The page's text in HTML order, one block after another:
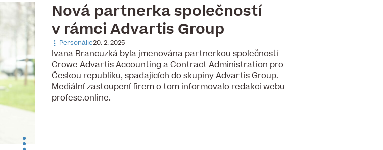
Nová partnerka společností
v rámci Advartis Group
Personálie20. 2. 2025
Ivana Brancuzká byla jmenována partnerkou společností
Crowe Advartis Accounting a Contract Administration pro
Českou republiku, spadajících do skupiny Advartis Group.
Mediální zastoupení firem o tom informovalo redakci webu
profese.online.